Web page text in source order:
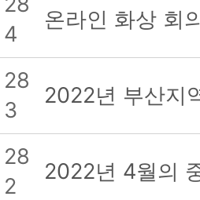
4
온라인 화상 회
28
3
2022년 부산지
28
2
2022년 4월의